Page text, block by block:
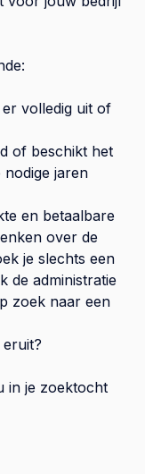
volledig uit of
of beschikt het
jaren
en betaalbare
over de
je slechts een
de administratie
zoek naar een
in je zoektocht